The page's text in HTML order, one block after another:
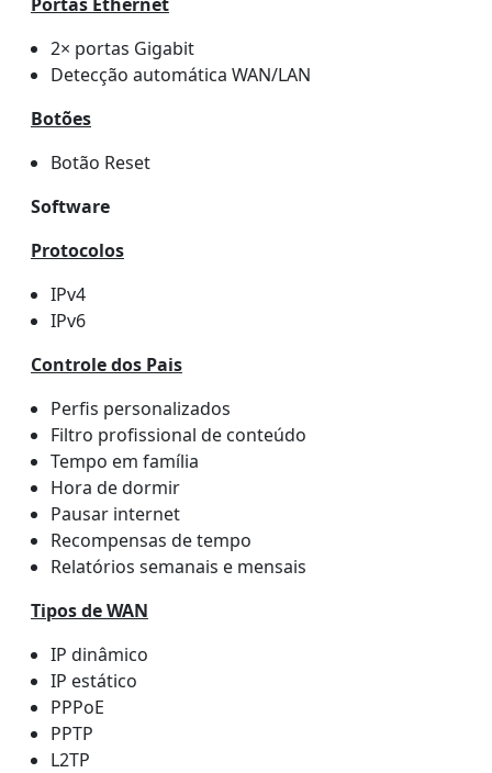
2× portas Gigabit
Detecção automática WAN/LAN
Botões
Botão Reset
Software
Protocolos
IPv4
IPv6
Controle dos Pais
Perfis personalizados
Filtro profissional de conteúdo
Tempo em família
Hora de dormir
Pausar internet
Recompensas de tempo
Relatórios semanais e mensais
Tipos de WAN
IP dinâmico
IP estático
PPPoE
PPTP
L2TP